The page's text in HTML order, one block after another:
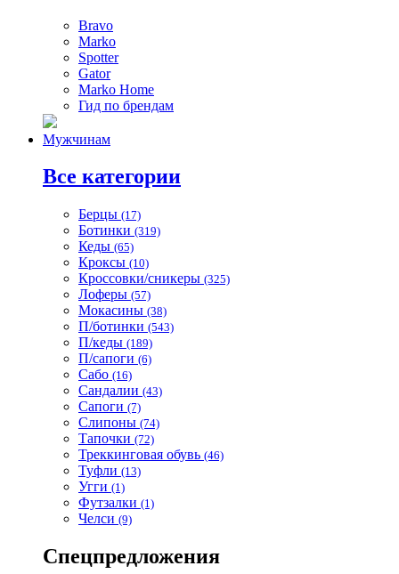
Bravo
Marko
Spotter
Gator
Marko Home
Гид по брендам
Мужчинам
Все категории
Берцы (17)
Ботинки (319)
Кеды (65)
Кроксы (10)
Кроссовки/сникеры (325)
Лоферы (57)
Мокасины (38)
П/ботинки (543)
П/кеды (189)
П/сапоги (6)
Сабо (16)
Сандалии (43)
Сапоги (7)
Слипоны (74)
Тапочки (72)
Треккинговая обувь (46)
Туфли (13)
Угги (1)
Футзалки (1)
Челси (9)
Спецпредложения